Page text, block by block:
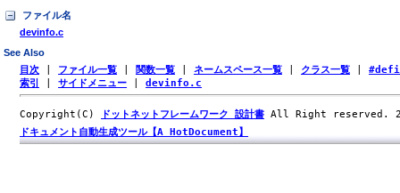
ファイル名
devinfo.c
See Also
目次 ファイル一覧 関数一覧 ネームスペース一覧 クラス一覧
索引
サイドメニュー devinfo.c
Copyright(C) ドットネットフレームワーク 設計書 All Right reserved.
ドキュメント自動生成ツール【A HotDocument】